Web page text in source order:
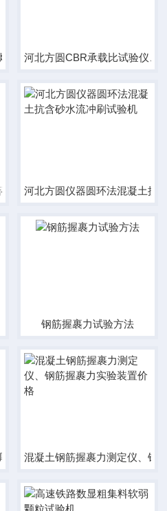
缝气密性检测仪价格图片
河北方圆CBR承载比试验仪、
收缩膨胀仪厂家价格
河北方圆仪器圆环法混凝土抗
钢筋握裹力试验方法
仪报价混凝土钢筋握裹力测定仪、钢